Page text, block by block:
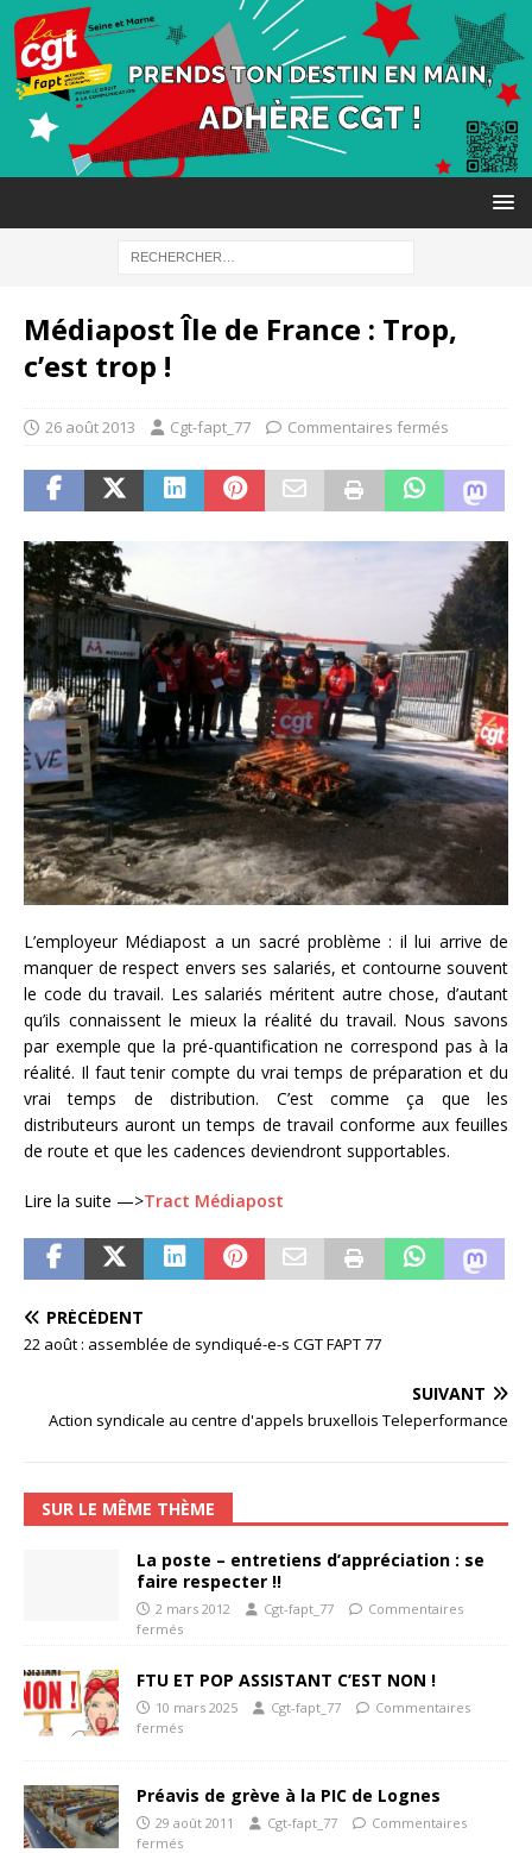
Médiapost Île de France : Trop,
c’est trop !
26 août 2013 Cgt-fapt_77 Commentaires fermés
L’employeur Médiapost a un sacré problème : il lui arrive de
manquer de respect envers ses salariés, et contourne souvent
le code du travail. Les salariés méritent autre chose, d’autant
qu’ils connaissent le mieux la réalité du travail. Nous savons
par exemple que la pré-quantification ne correspond pas à la
réalité. Il faut tenir compte du vrai temps de préparation et du
vrai temps de distribution. C’est comme ça que les
distributeurs auront un temps de travail conforme aux feuilles
de route et que les cadences deviendront supportables.
Lire la suite —>Tract Médiapost
PRÉCÉDENT
22 août : assemblée de syndiqué-e-s CGT FAPT 77
SUIVANT
Action syndicale au centre d'appels bruxellois Teleperformance
SUR LE MÊME THÈME
La poste – entretiens d’appréciation : se
faire respecter !!
2 mars 2012 Cgt-fapt_77
Commentaires
fermés
FTU ET POP ASSISTANT C’EST NON !
10 mars 2025 Cgt-fapt_77
Commentaires
fermés
Préavis de grève à la PIC de Lognes
29 août 2011 Cgt-fapt_77
Commentaires
fermés